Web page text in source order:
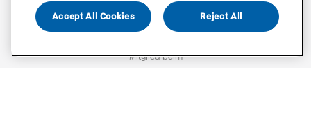
© 2026 Civey
Mitglied beim
Accept All Cookies Reject All